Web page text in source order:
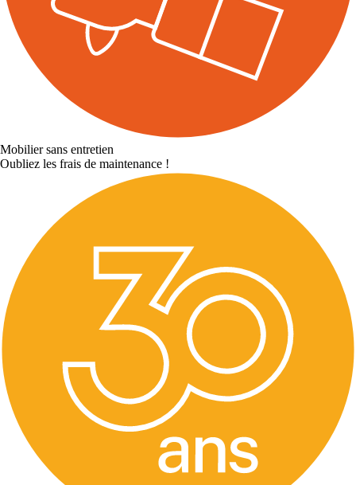
Mobilier sans entretien
Oubliez les frais de maintenance !